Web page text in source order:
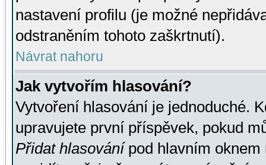
nastavení profilu (je možné
odstraněním tohoto zaškrtnutí).
Návrat nahoru
Jak vytvořím hlasování?
Vytvoření hlasování je jednoduché.
upravujete první příspěvek, pokud
Přidat hlasovánípod hlavním oknem